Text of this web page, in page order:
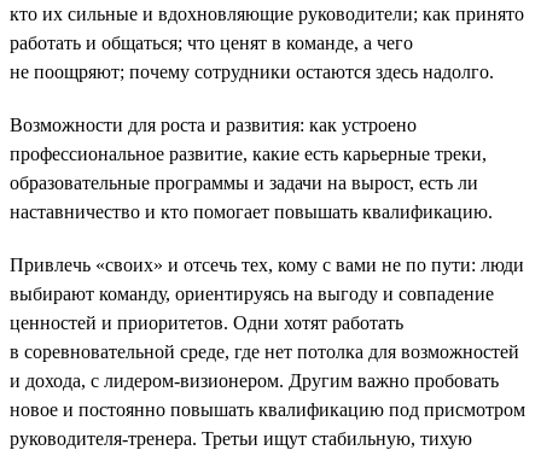
кто их сильные и вдохновляющие руководители; как принято
работать и общаться; что ценят в команде, а чего
не поощряют; почему сотрудники остаются здесь надолго.
Возможности для роста и развития: как устроено
профессиональное развитие, какие есть карьерные треки,
образовательные программы и задачи на вырост, есть ли
наставничество и кто помогает повышать квалификацию.
Привлечь «своих» и отсечь тех, кому с вами не по пути: люди
выбирают команду, ориентируясь на выгоду и совпадение
ценностей и приоритетов. Одни хотят работать
в соревновательной среде, где нет потолка для возможностей
и дохода, с лидером-визионером. Другим важно пробовать
новое и постоянно повышать квалификацию под присмотром
руководителя-тренера. Третьи ищут стабильную, тихую